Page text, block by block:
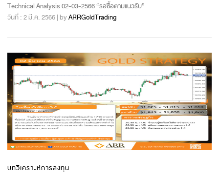
Technical Analysis 02-03-2566 “รอซื้อตามแนวรับ”
วันที่ : 2 มี.ค. 2566 | byARRGoldTrading
บทวิเคราะห์การลงทุน